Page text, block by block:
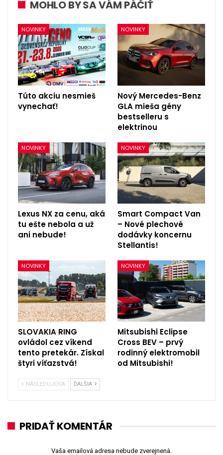
MOHLO BY SA VÁM PÁČIŤ
NOVINKY
Túto akciu nesmieš
vynechať!
NOVINKY
Nový Mercedes-Benz
GLA mieša gény
bestselleru s
elektrinou
NOVINKY
Lexus NX za cenu, aká
tu ešte nebola a už
ani nebude!
NOVINKY
Smart Compact Van
– Nové plechové
dodávky koncernu
Stellantis!
NOVINKY
SLOVAKIA RING
ovládol cez víkend
tento pretekár. Získal
štyri víťazstvá!
NOVINKY
Mitsubishi Eclipse
Cross BEV – prvý
rodinný elektromobil
od Mitsubishi!
NÁSLEDUJÚCA ĎALŠIA
PRIDAŤ KOMENTÁR
Vaša emailová adresa nebude zverejnená.